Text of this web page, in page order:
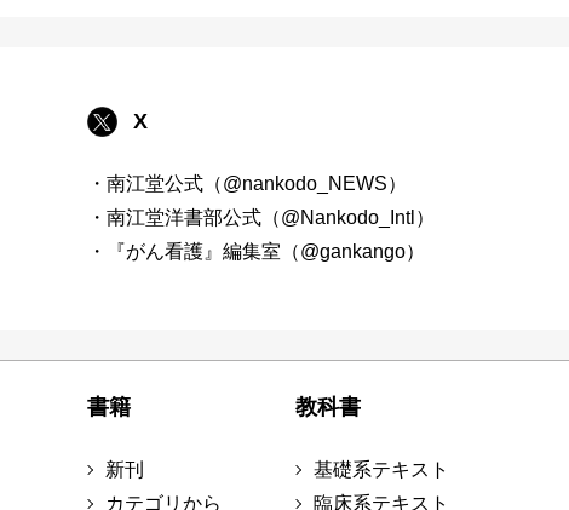
X
・南江堂公式（@nankodo_NEWS）
・南江堂洋書部公式（@Nankodo_Intl）
・『がん看護』編集室（@gankango）
書籍
新刊
カテゴリから
教科書
基礎系テキスト
臨床系テキスト